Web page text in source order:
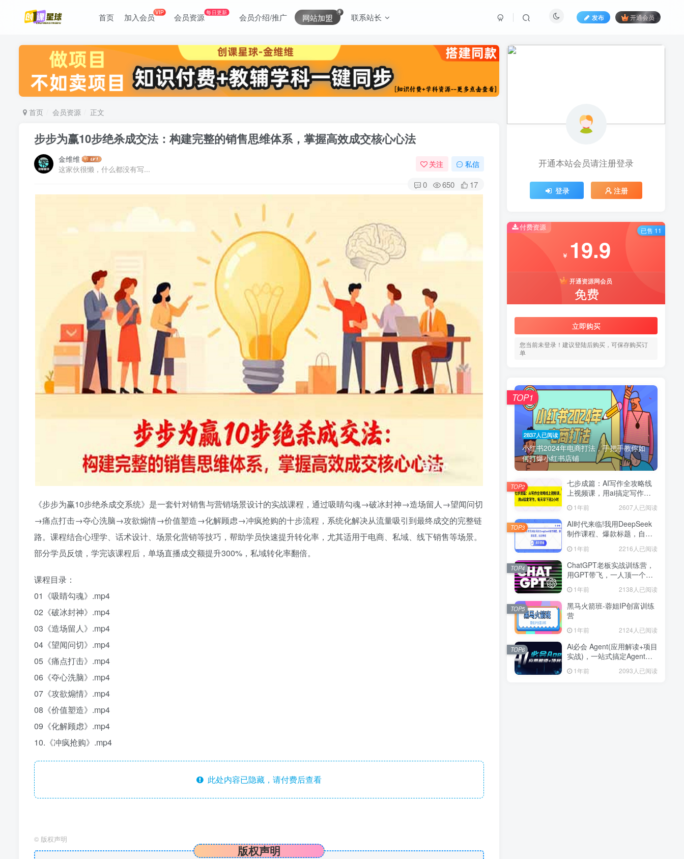
首页 加入会员VIP 会员资源 每日更新 会员介绍/推广 网站加盟 联系站长 发布 开通会员
首页 会员资源 正文
步步为赢10步绝杀成交法：构建完整的销售思维体系，掌握高效成交核心心法
金维维
这家伙很懒，什么都没有写...
关注 私信
0 650 17
《步步为赢10步绝杀成交系统》是一套针对销售与营销场景设计的实战课程，通过吸睛勾魂→破冰封神→造场留人→望闻问切
→痛点打击→夺心洗脑→攻欲煽情→价值塑造→化解顾虑→冲疯抢购的十步流程，系统化解决从流量吸引到最终成交的完整链
路。课程结合心理学、话术设计、场景化营销等技巧，帮助学员快速提升转化率，尤其适用于电商、私域、线下销售等场景。
部分学员反馈，学完该课程后，单场直播成交额提升300%，私域转化率翻倍。
课程目录：
01《吸睛勾魂》.mp4
02《破冰封神》.mp4
03《造场留人》.mp4
04《望闻问切》.mp4
05《痛点打击》.mp4
06《夺心洗脑》.mp4
07《攻欲煽情》.mp4
08《价值塑造》.mp4
09《化解顾虑》.mp4
10.《冲疯抢购》.mp4
此处内容已隐藏，请付费后查看
© 版权声明
版权声明
开通本站会员请注册登录
登录 注册
付费资源
￥ 19.9
开通资源网会员
免费
立即购买
您当前未登录！建议登陆后购买，可保存购买订
单
已售 11
2837人已阅读
小红书2024年电商打法，手把手教你如
何打爆小红书店铺
TOP1
七步成篇：AI写作全攻略线
上视频课，用ai搞定写作，
每天早下班2小时
1年前 2607人已阅读
TOP2
AI时代来临!我用DeepSeek
制作课程、爆款标题，自动
1年前 2216人已阅读
TOP3
ChatGPT老板实战训练营，
用GPT带飞，一人顶一个团
1年前 2138人已阅读
TOP4
黑马火箭班-蓉姐IP创富训练
营
1年前 2124人已阅读
TOP5
Ai必会 Agent(应用解读+项目
实战)，一站式搞定Agent应
1年前 2093人已阅读
TOP6